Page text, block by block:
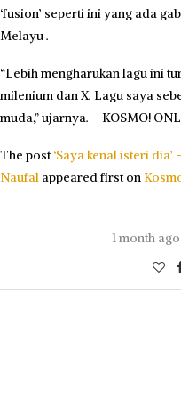
‘fusion’ seperti ini yang ada
Melayu .
“Lebih mengharukan lagu ini
milenium dan X. Lagu saya
muda,” ujarnya. – KOSMO!
The post‘Saya kenal isteri
Naufal appeared first on
1 month ago